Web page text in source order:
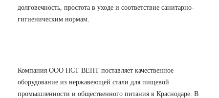
долговечность, простота в уходе и соответствие санитарно-
гигиеническим нормам.
Компания ООО НСТ ВЕНТ поставляет качественное
оборудование из нержавеющей стали для пищевой
промышленности и общественного питания в Краснодаре. В